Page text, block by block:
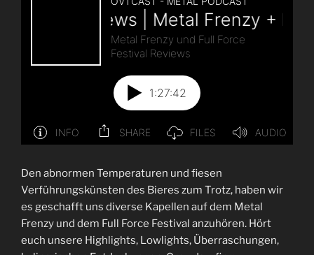
Den abnormen Temperaturen und fiesen
Verführungskünsten des Bieres zum Trotz, haben wir
es geschafft uns diverse Kapellen auf dem Metal
Frenzy und dem Full Force Festival anzuhören. Hört
euch unsere Highlights, Lowlights, Überraschungen,